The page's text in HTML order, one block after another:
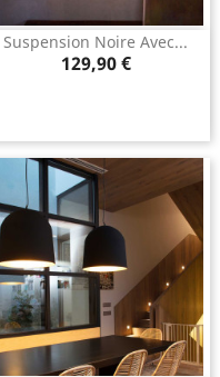
Suspension Noire Avec...
Prix
129,90 €